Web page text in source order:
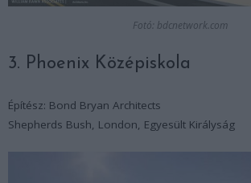
Fotó: bdcnetwork.com
3. Phoenix Középiskola
Építész: Bond Bryan Architects
Shepherds Bush, London, Egyesült Királyság